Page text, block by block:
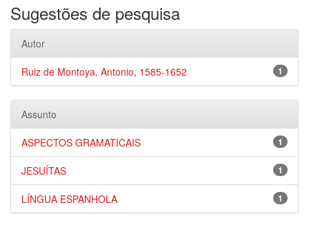
Sugestões de pesquisa
Autor
1
Ruiz de Montoya, Antonio, 1585-1652
Assunto
1
ASPECTOS GRAMATICAIS
1
JESUÍTAS
1
LÍNGUA ESPANHOLA